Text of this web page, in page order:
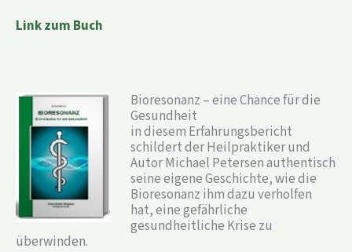
Link zum Buch
Bioresonanz – eine Chance für die
Gesundheit
in diesem Erfahrungsbericht
schildert der Heilpraktiker und
Autor Michael Petersen authentisch
seine eigene Geschichte, wie die
Bioresonanz ihm dazu verholfen
hat, eine gefährliche
gesundheitliche Krise zu
überwinden.